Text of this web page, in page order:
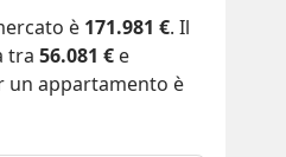
è 171.981 €. Il
tra 56.081 € e
un appartamento è